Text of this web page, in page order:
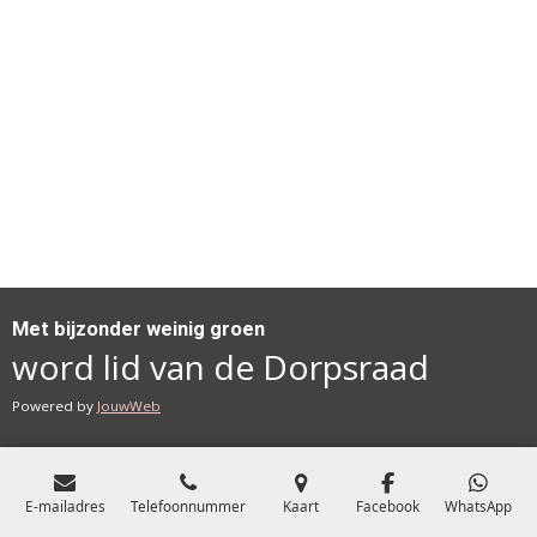
Met bijzonder weinig groen
word lid van de Dorpsraad
Powered by JouwWeb
E-mailadres Telefoonnummer Kaart Facebook WhatsApp